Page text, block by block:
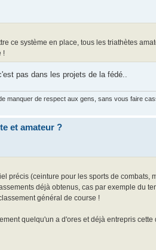
ce système en place, tous les triathètes
!
pas dans les projets de la fédé..
manquer de respect aux gens, sans vous faire
et amateur ?
précis (ceinture pour les sports de combats,
déjà obtenus, cas par exemple du
général de course !
quelqu'un a d'ores et déjà entrepris cette